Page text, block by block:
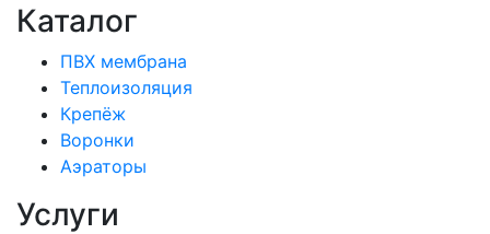
Каталог
ПВХ мембрана
Теплоизоляция
Крепёж
Воронки
Аэраторы
Услуги